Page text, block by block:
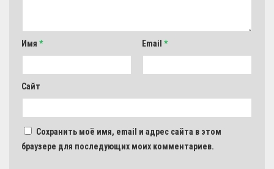
Имя * Email *
Сайт
Сохранить моё имя, email и адрес сайта в этом
браузере для последующих моих комментариев.